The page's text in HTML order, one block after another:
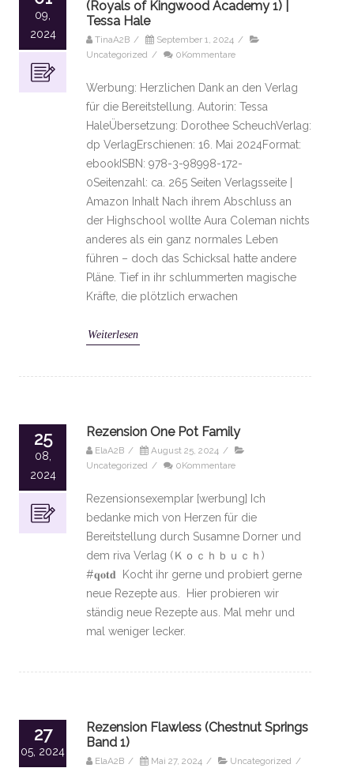
09,
2024
(Royals of Kingwood Academy 1) |
Tessa Hale
TinaA2B / September 1, 2024 /
Uncategorized / 0Kommentare
Werbung: Herzlichen Dank an den Verlag
für die Bereitstellung. Autorin: Tessa
HaleÜbersetzung: Dorothee ScheuchVerlag:
dp VerlagErschienen: 16. Mai 2024Format:
ebookISBN: 978-3-98998-172-
0Seitenzahl: ca. 265 Seiten Verlagsseite |
Amazon Inhalt Nach ihrem Abschluss an
der Highschool wollte Aura Coleman nichts
anderes als ein ganz normales Leben
führen – doch das Schicksal hatte andere
Pläne. Tief in ihr schlummerten magische
Kräfte, die plötzlich erwachen
Weiterlesen
25
08,
2024
Rezension One Pot Family
ElaA2B / August 25, 2024 /
Uncategorized / 0Kommentare
Rezensionsexemplar [werbung] Ich
bedanke mich von Herzen für die
Bereitstellung durch Susamne Dorner und
dem riva Verlag (Ｋｏｃｈｂｕｃｈ)
#𝐪𝐨𝐭𝐝 Kocht ihr gerne und probiert gerne
neue Rezepte aus. Hier probieren wir
ständig neue Rezepte aus. Mal mehr und
mal weniger lecker.
27
05, 2024
Rezension Flawless (Chestnut Springs
Band 1)
ElaA2B / Mai 27, 2024 / Uncategorized /